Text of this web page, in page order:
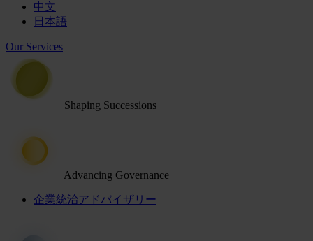
中文
日本語
Our Services
Shaping Successions
Advancing Governance
企業統治アドバイザリー